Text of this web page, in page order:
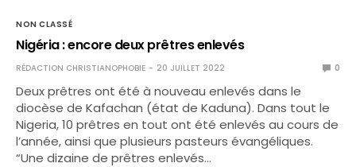
NON CLASSÉ
Nigéria : encore deux prêtres enlevés
RÉDACTION CHRISTIANOPHOBIE 20 JUILLET 2022 0
Deux prêtres ont été à nouveau enlevés dans le
diocèse de Kafachan (état de Kaduna). Dans tout le
Nigeria, 10 prêtres en tout ont été enlevés au cours de
l’année, ainsi que plusieurs pasteurs évangéliques.
“Une dizaine de prêtres enlevés…